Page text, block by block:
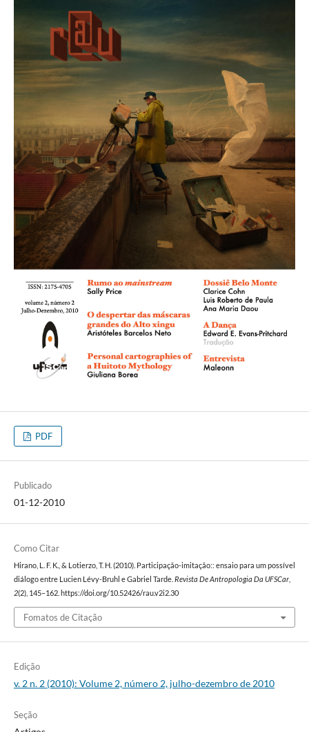
PDF
Publicado
01-12-2010
Como Citar
Hirano, L. F. K., & Lotierzo, T. H. (2010). Participação-imitação:: ensaio para um possível
diálogo entre Lucien Lévy-Bruhl e Gabriel Tarde. Revista De Antropologia Da UFSCar,
2(2), 145–162. https://doi.org/10.52426/rau.v2i2.30
Fomatos de Citação
Edição
v. 2 n. 2 (2010): Volume 2, número 2, julho-dezembro de 2010
Seção